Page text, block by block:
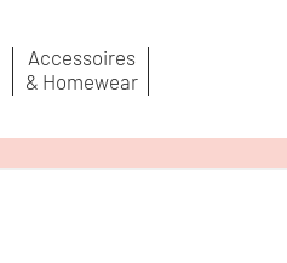
Accessoires
& Homewear